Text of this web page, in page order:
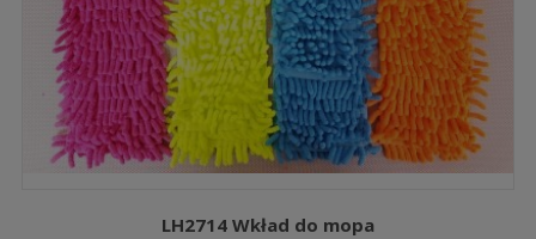
LH2714 Wkład do mopa